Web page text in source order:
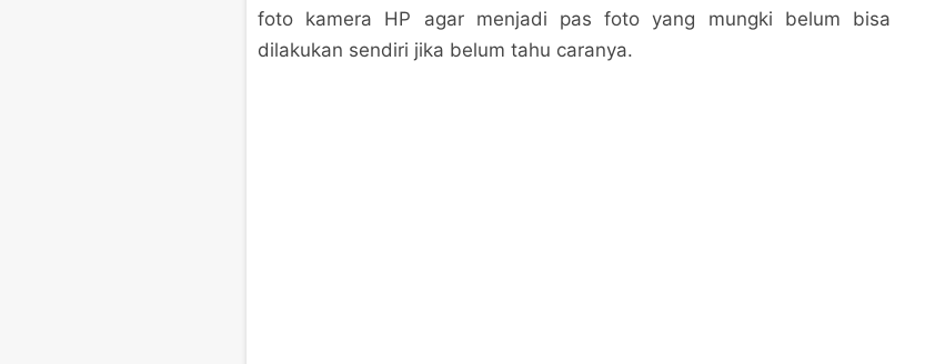
foto kamera HP agar menjadi pas foto yang mungki belum bisa
dilakukan sendiri jika belum tahu caranya.